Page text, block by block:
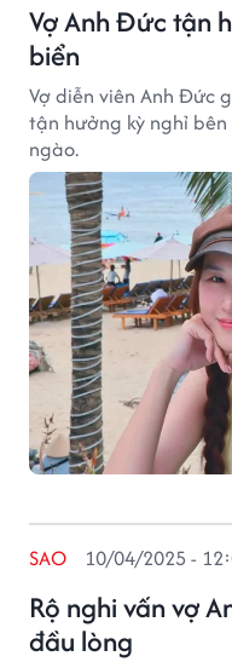
Vợ Anh Đức tận
biển
Vợ diễn viên Anh Đức
tận hưởng kỳ nghỉ
ngào.
Rộ nghi vấn vợ
đầu lòng
SAO 10/04/2025 -